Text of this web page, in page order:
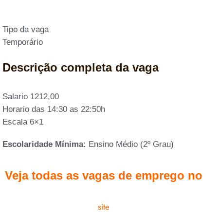
Tipo da vaga
Temporário
Descrição completa da vaga
Salario 1212,00
Horario das 14:30 as 22:50h
Escala 6×1
Escolaridade Mínima: Ensino Médio (2º Grau)
Veja todas as vagas de emprego no
site